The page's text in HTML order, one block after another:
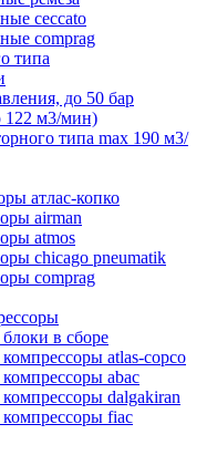
ceccato
comprag
типа
до 50 бар
122 м3/мин)
типа max 190 м3/
атлас-копко
airman
atmos
chicago pneumatik
comprag
в сборе
atlas-copco
abac
dalgakiran
fiac